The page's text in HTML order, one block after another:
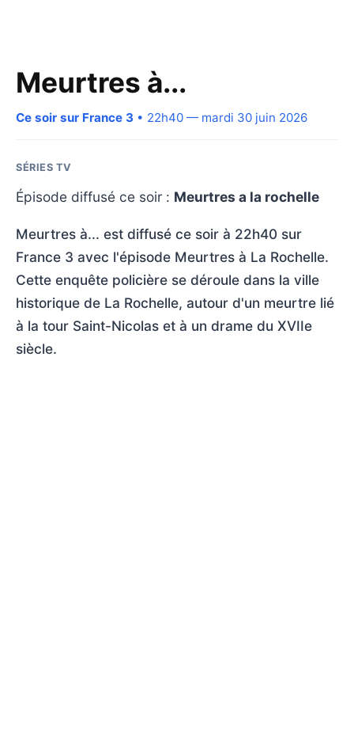
Meurtres à...
Ce soir sur France 3 • 22h40 — mardi 30 juin 2026
SÉRIES TV
Épisode diffusé ce soir : Meurtres a la rochelle
Meurtres à... est diffusé ce soir à 22h40 sur
France 3 avec l'épisode Meurtres à La Rochelle.
Cette enquête policière se déroule dans la ville
historique de La Rochelle, autour d'un meurtre lié
à la tour Saint-Nicolas et à un drame du XVIIe
siècle.